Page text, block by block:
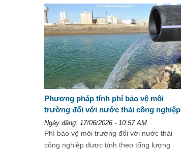
Phương pháp tính phí bảo vệ môi
trường đối với nước thải công nghiệp
Ngày đăng: 17/06/2026 - 10:57 AM
Phí bảo vệ môi trường đối với nước thải
công nghiệp được tính theo tổng lượng